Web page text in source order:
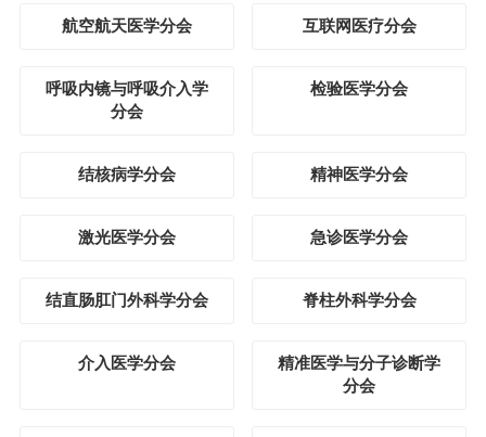
航空航天医学分会 互联网医疗分会
呼吸内镜与呼吸介入学
分会
检验医学分会
结核病学分会 精神医学分会
激光医学分会 急诊医学分会
结直肠肛门外科学分会 脊柱外科学分会
介入医学分会
精准医学与分子诊断学
分会